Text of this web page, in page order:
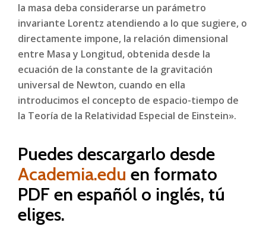
la masa deba considerarse un parámetro
invariante Lorentz atendiendo a lo que sugiere, o
directamente impone, la relación dimensional
entre Masa y Longitud, obtenida desde la
ecuación de la constante de la gravitación
universal de Newton, cuando en ella
introducimos el concepto de espacio-tiempo de
la Teoría de la Relatividad Especial de Einstein».
Puedes descargarlo desde
Academia.edu en formato
PDF en españól o inglés, tú
eliges.